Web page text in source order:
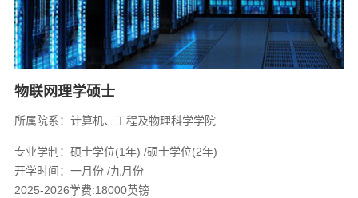
物联网理学硕士
所属院系：计算机、工程及物理科学学院
专业学制：硕士学位(1年) /硕士学位(2年)
开学时间：一月份 /九月份
2025-2026学费:18000英镑